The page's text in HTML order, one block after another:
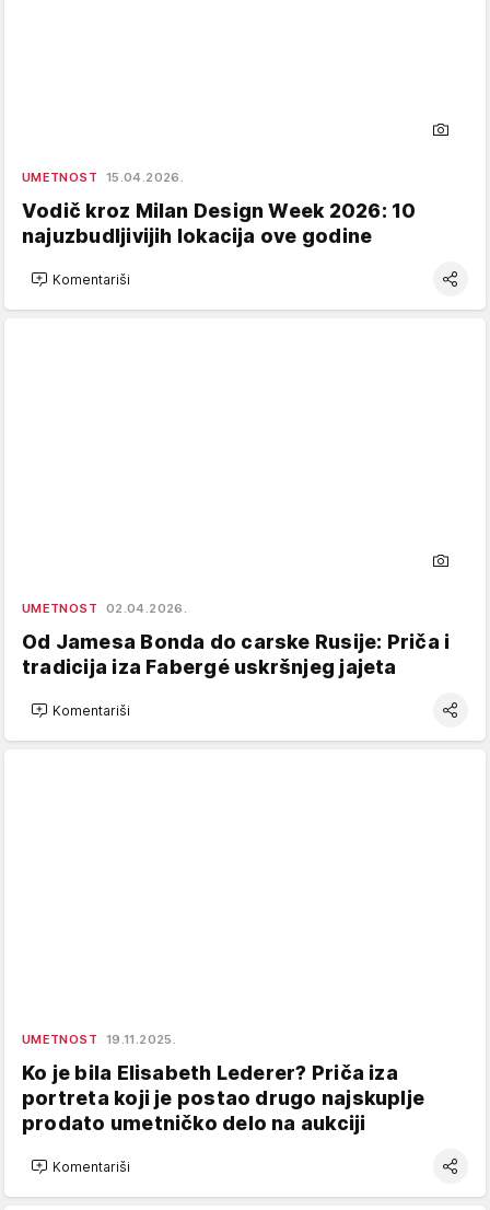
UMETNOST 15.04.2026.
Vodič kroz Milan Design Week 2026: 10
najuzbudljivijih lokacija ove godine
Komentariši
UMETNOST 02.04.2026.
Od Jamesa Bonda do carske Rusije: Priča i
tradicija iza Fabergé uskršnjeg jajeta
Komentariši
UMETNOST 19.11.2025.
Ko je bila Elisabeth Lederer? Priča iza
portreta koji je postao drugo najskuplje
prodato umetničko delo na aukciji
Komentariši